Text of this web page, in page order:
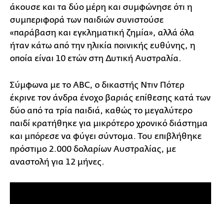
άκουσε και τα δύο μέρη και συμφώνησε ότι η
συμπεριφορά των παιδιών συνιστούσε
«παράβαση και εγκληματική ζημία», αλλά όλα
ήταν κάτω από την ηλικία ποινικής ευθύνης, η
οποία είναι 10 ετών στη Δυτική Αυστραλία.
Σύμφωνα με το ABC, ο δικαστής Ντιν Πότερ
έκρινε τον άνδρα ένοχο βαριάς επίθεσης κατά των
δύο από τα τρία παιδιά, καθώς το μεγαλύτερο
παιδί κρατήθηκε για μικρότερο χρονικό διάστημα
και μπόρεσε να φύγει σύντομα. Του επιβλήθηκε
πρόστιμο 2.000 δολαρίων Αυστραλίας, με
αναστολή για 12 μήνες.